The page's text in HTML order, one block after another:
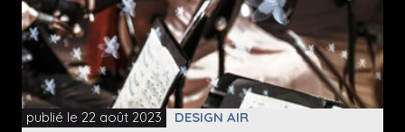
publié le 22 août 2023 DESIGN AIR